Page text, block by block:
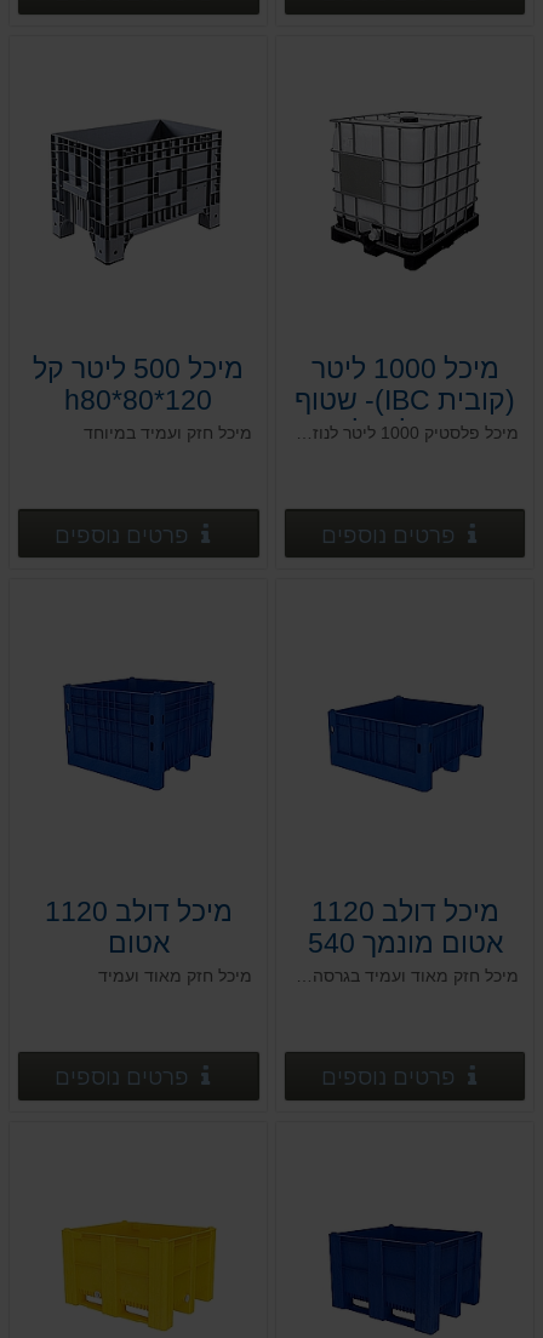
מיכל 1000 ליטר
(קובית IBC)- שטוף
- מיכל סולר
פרטים נוספים פרטים נוספים
מיכל 500 ליטר קל
120*80*h80
מיכל חזק ועמיד במיוחד
פרטים נוספים
מיכל דולב 1120
אטום מונמך 540
גובה / מאצרה
פרטים נוספים פרטים נוספים
מיכל דולב 1120
אטום
112*112*h80
מיכל חזק מאוד ועמיד
פרטים נוספים